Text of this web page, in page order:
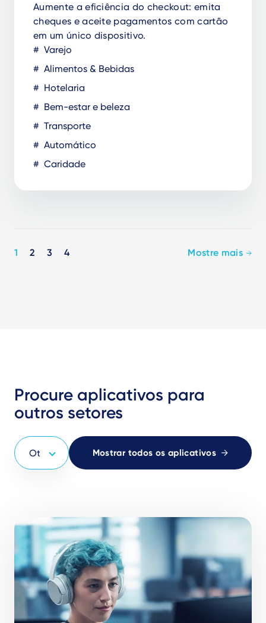
Aumente a eficiência do checkout: emita
cheques e aceite pagamentos com cartão
em um único dispositivo.
Varejo
Alimentos & Bebidas
Hotelaria
Bem-estar e beleza
Transporte
Automático
Caridade
Pagination
1 2 3 4 Mostre mais
Procure aplicativos para
outros setores
Mostrar todos os aplicativos